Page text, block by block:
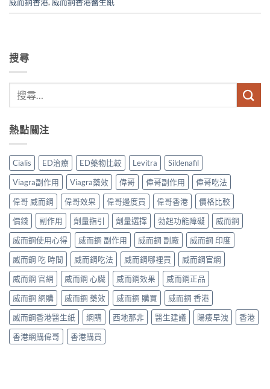
威而鋼香港, 威而鋼香港醫生紙
搜尋
熱點關注
Cialis ED治療 ED藥物比較 Levitra
Sildenafil
Viagra副作用
Viagra藥效 偉哥 偉哥副作用
偉哥吃法
偉哥 威而鋼
偉哥效果 偉哥邊度買 偉哥香港
價格比較
價錢
副作用 劑量指引 劑量選擇 勃起功能障礙
威而鋼
威而鋼使用心得
威而鋼 副作用 威而鋼 副廠
威而鋼 印度
威而鋼 吃 時間
威而鋼吃法 威而鋼哪裡買
威而鋼官網
威而鋼 官網
威而鋼 心臟 威而鋼效果
威而鋼正品
威而鋼 網購
威而鋼 藥效 威而鋼 購買
威而鋼 香港
威而鋼香港醫生紙
網購 西地那非 醫生建議 陽痿早洩
香港
香港網購偉哥
香港購買